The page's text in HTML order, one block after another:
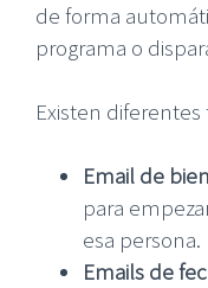
de forma
programa o
Existen
Email de
para
esa persona.
Emails de